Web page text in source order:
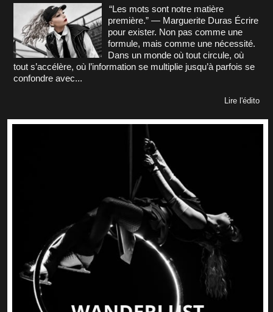
“Les mots sont notre matière
première.” — Marguerite Duras Écrire
pour exister. Non pas comme une
formule, mais comme une nécessité.
Dans un monde où tout circule, où
tout s’accélère, où l’information se multiplie jusqu’à parfois se
confondre avec...
Lire l'édito